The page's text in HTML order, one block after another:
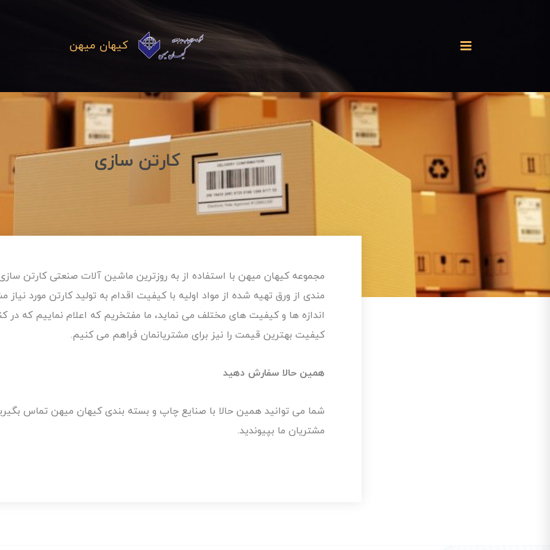
کیهان میهن
کارتن سازی
مجموعه کیهان میهن با استفاده از به روزترین ماشین آلات صنعتی کارتن سازی
مندی از ورق تهیه شده از مواد اولیه با کیفیت اقدام به تولید کارتن مورد نیاز
اندازه ها و کیفیت های مختلف می نماید، ما مفتخریم که اعلام نماییم که در
کیفیت بهترین قیمت را نیز برای مشتریانمان فراهم می کنیم.
همین حالا سفارش دهید
شما می توانید همین حالا با صنایع چاپ و بسته بندی کیهان میهن تماس
مشتریان ما بپیوندید.